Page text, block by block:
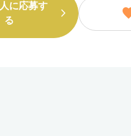
に応募す
る